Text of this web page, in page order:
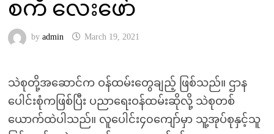
စကီ လေးဖော်
by admin March 19, 2021
သဲစုတို့အဆောင်က ဝန်ထမ်းတွေချည့် ဖြစ်သည်။ ဌာန
ပေါင်းစုံကဖြစ်ပြီး ပညာရေးဝန်ထမ်းဆိုလို့ သဲစုတစ်
ယောက်ထဲပါသည်။ လူပေါင်း၄၀ကျော်မှာ သူ့အုပ်စုနှင့်သူ